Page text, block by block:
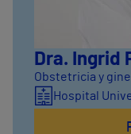
Dra. Ingrid
Obstetricia y
Hospital